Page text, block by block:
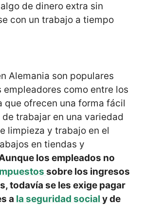
de dinero extra sin
con un trabajo a tiempo
Alemania son populares
empleadores como entre los
que ofrecen una forma fácil
trabajar en una variedad
limpieza y trabajo en el
en tiendas y
los empleados no
sobre los ingresos
todavía se les exige pagar
a la seguridad social y de